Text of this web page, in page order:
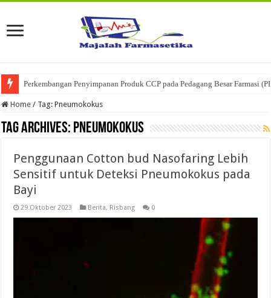
Perkembangan Penyimpanan Produk CCP pada Pedagang Besar Farmasi
Home / Tag:Pneumokokus
Tag Archives: Pneumokokus
Penggunaan Cotton bud Nasofaring Lebih
Sensitif untuk Deteksi Pneumokokus pada
Bayi
29 Oktober 2023 Berita, Risbang 0